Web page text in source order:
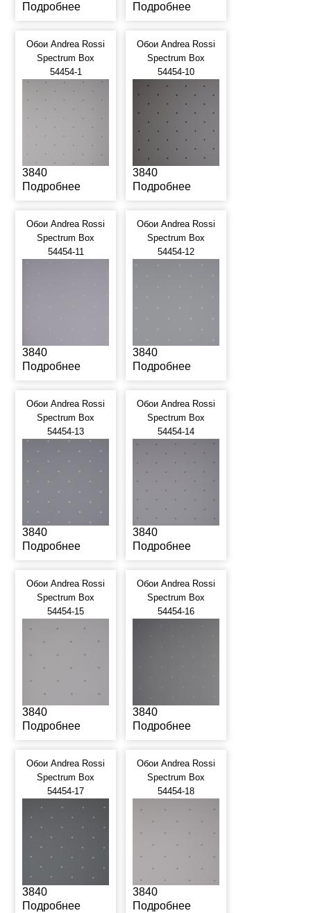
Подробнее
Подробнее
Обои Andrea Rossi
Spectrum Box
54454-1
3840
Подробнее
Обои Andrea Rossi
Spectrum Box
54454-10
3840
Подробнее
Обои Andrea Rossi
Spectrum Box
54454-11
3840
Подробнее
Обои Andrea Rossi
Spectrum Box
54454-12
3840
Подробнее
Обои Andrea Rossi
Spectrum Box
54454-13
3840
Подробнее
Обои Andrea Rossi
Spectrum Box
54454-14
3840
Подробнее
Обои Andrea Rossi
Spectrum Box
54454-15
3840
Подробнее
Обои Andrea Rossi
Spectrum Box
54454-16
3840
Подробнее
Обои Andrea Rossi
Spectrum Box
54454-17
3840
Подробнее
Обои Andrea Rossi
Spectrum Box
54454-18
3840
Подробнее